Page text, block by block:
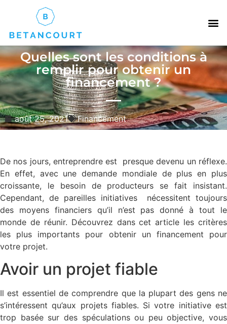
Quelles sont les conditions à
remplir pour obtenir un
financement ?
août 25, 2021 Financement
De nos jours, entreprendre est presque devenu un réflexe.
En effet, avec une demande mondiale de plus en plus
croissante, le besoin de producteurs se fait insistant.
Cependant, de pareilles initiatives nécessitent toujours
des moyens financiers qu’il n’est pas donné à tout le
monde de réunir. Découvrez dans cet article les critères
les plus importants pour obtenir un financement pour
votre projet.
Avoir un projet fiable
Il est essentiel de comprendre que la plupart des gens ne
s’intéressent qu’aux projets fiables. Si votre initiative est
trop basée sur des spéculations ou peu objective, vous